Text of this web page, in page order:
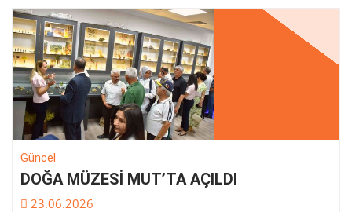
Güncel
DOĞA MÜZESİ MUT’TA AÇILDI
23.06.2026